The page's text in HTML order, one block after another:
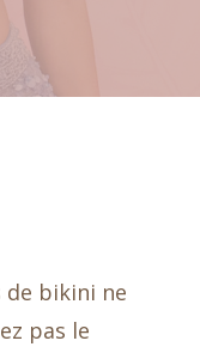
de bikini ne
pas le